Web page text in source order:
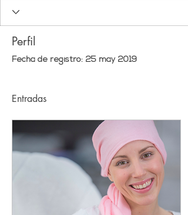
Perfil
Fecha de registro: 25 may 2019
Entradas